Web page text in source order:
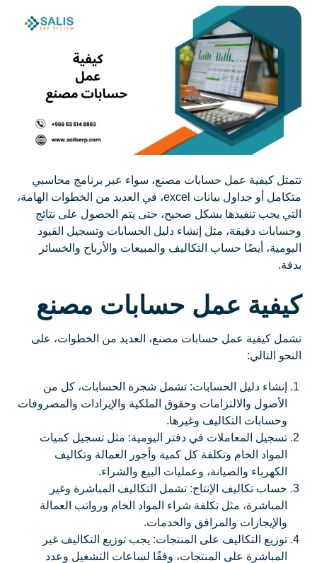
تتمثل كيفية عمل حسابات مصنع، سواء عبر برنامج محاسبي
متكامل أو جداول بيانات excel، في العديد من الخطوات الهامة،
التي يجب تنفيذها بشكل صحيح، حتى يتم الحصول على نتائج
وحسابات دقيقة، مثل إنشاء دليل الحسابات وتسجيل القيود
اليومية، أيضًا حساب التكاليف والمبيعات والأرباح والخسائر
بدقة.
كيفية عمل حسابات مصنع
تشمل كيفية عمل حسابات مصنع، العديد من الخطوات، على
النحو التالي:
إنشاء دليل الحسابات: تشمل شجرة الحسابات، كل من
الأصول والالتزامات وحقوق الملكية والإيرادات والمصروفات
وحسابات التكاليف وغيرها.
تسجيل المعاملات في دفتر اليومية: مثل تسجيل كميات
المواد الخام وتكلفة كل كمية وأجور العمالة وتكاليف
الكهرباء والصيانة، وعمليات البيع والشراء.
حساب تكاليف الإنتاج: تشمل التكاليف المباشرة وغير
المباشرة، مثل تكلفة شراء المواد الخام ورواتب العمالة
والإيجارات والمرافق والخدمات.
توزيع التكاليف على المنتجات: يجب توزيع التكاليف غير
المباشرة على المنتجات، وفقًا لساعات التشغيل وعدد